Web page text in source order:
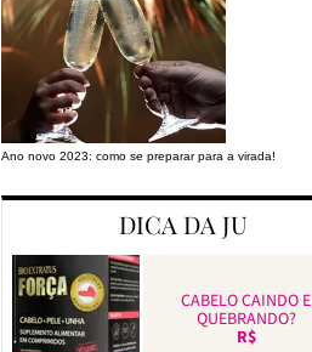
Ano novo 2023: como se preparar para a virada!
DICA DA JU
CABELO CAINDO E
QUEBRANDO?
R$